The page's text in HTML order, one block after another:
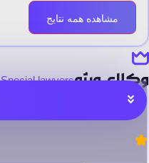
مشاهده همه نتایج
وکلای ویژهSpecial lawyers